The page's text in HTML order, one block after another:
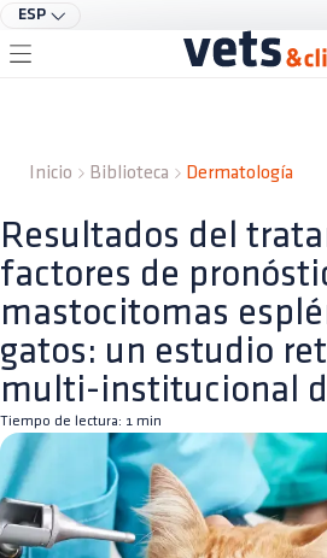
ESP
Inicio Biblioteca Dermatología
Resultados del
factores de
mastocitomas
gatos: un estudio
multi-institucional
Tiempo de lectura: 1 min